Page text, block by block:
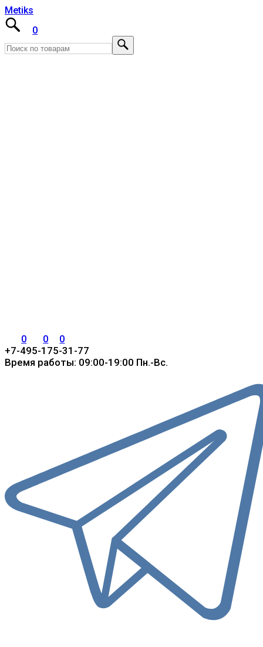
Metiks
0
0 0 0
+7-495-175-31-77
Время работы: 09:00-19:00 Пн.-Вс.